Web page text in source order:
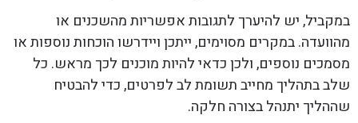
במקביל, יש להיערך לתגובות אפשריות מהשכנים או
מהוועדה. במקרים מסוימים, ייתכן ויידרשו הוכחות נוספות או
מסמכים נוספים, ולכן כדאי להיות מוכנים לכך מראש. כל
שלב בתהליך מחייב תשומת לב לפרטים, כדי להבטיח
שההליך יתנהל בצורה חלקה.